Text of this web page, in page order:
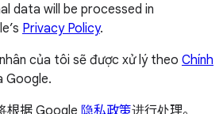
data will be processed in
Privacy Policy.
của tôi sẽ được xử lý theo Chính
Google.
根据 Google 隐私政策进行处理。